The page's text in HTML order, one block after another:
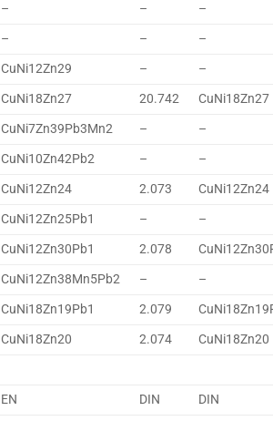
– –
–
– –
–
CuNi12Zn29 –
–
CuNi18Zn27 20.742
CuNi18Zn27
CuNi7Zn39Pb3Mn2 –
–
CuNi10Zn42Pb2 –
–
CuNi12Zn24 2.073
CuNi12Zn24
CuNi12Zn25Pb1 –
–
CuNi12Zn30Pb1 2.078
CuNi12Zn38Mn5Pb2 –
–
CuNi18Zn19Pb1 2.079
CuNi18Zn20 2.074
CuNi18Zn20
EN DIN
DIN